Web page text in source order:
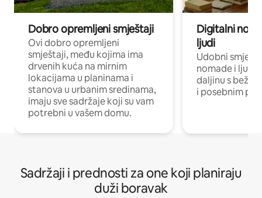
Dobro opremljeni smještaji
Ovi dobro opremljeni
smještaji, među kojima ima
drvenih kuća na mirnim
lokacijama u planinama i
stanova u urbanim sredinama,
imaju sve sadržaje koji su vam
potrebni u vašem domu.
Digitalni
ljudi
Udobni
nomade i ljude
daljinu s
i posebnim
Sadržaji i prednosti za one koji planiraju
duži boravak